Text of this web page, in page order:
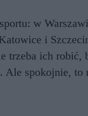
w
i
trzeba ich robić,
spokojnie, to